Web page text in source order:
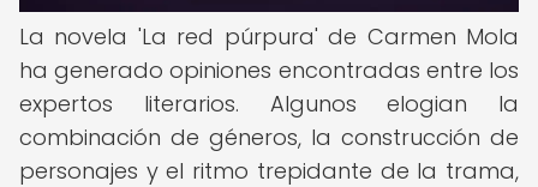
La novela 'La red púrpura' de Carmen Mola
ha generado opiniones encontradas entre los
expertos literarios. Algunos elogian la
combinación de géneros, la construcción de
personajes y el ritmo trepidante de la trama,